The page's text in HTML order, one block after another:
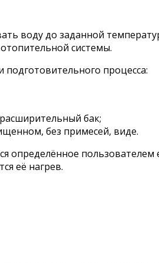
воду до заданной
системы.
процесса:
бак;
без примесей, виде.
пользователем
её нагрев.